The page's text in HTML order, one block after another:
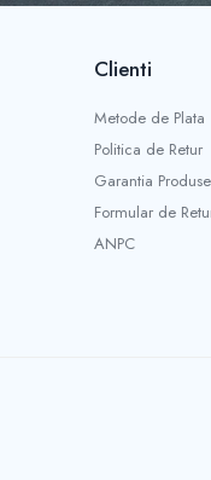
Clienti
Metode de Plata
Politica de Retur
Garantia
Formular de
ANPC